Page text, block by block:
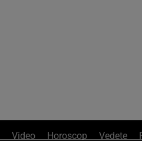
Video Horoscop Vedete